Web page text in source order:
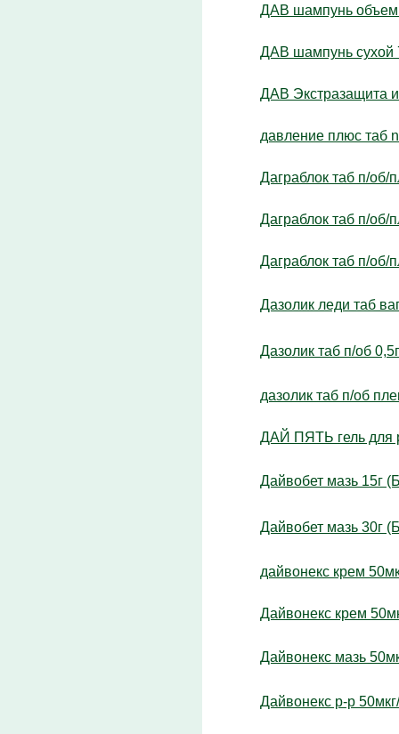
ДАВ шампунь объем
ДАВ шампунь сухой
ДАВ Экстразащита
давление плюс таб
Даграблок таб п/об/
Даграблок таб п/об/
Даграблок таб п/об/
Дазолик леди таб
Дазолик таб п/об
дазолик таб п/об
ДАЙ ПЯТЬ гель для
Дайвобет мазь 15г
Дайвобет мазь 30г
дайвонекс крем
Дайвонекс крем
Дайвонекс мазь
Дайвонекс р-р